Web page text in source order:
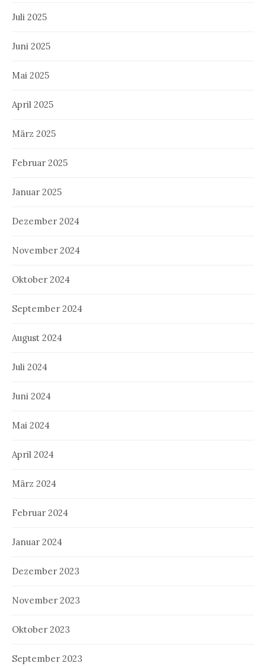
Juli 2025
Juni 2025
Mai 2025
April 2025
März 2025
Februar 2025
Januar 2025
Dezember 2024
November 2024
Oktober 2024
September 2024
August 2024
Juli 2024
Juni 2024
Mai 2024
April 2024
März 2024
Februar 2024
Januar 2024
Dezember 2023
November 2023
Oktober 2023
September 2023